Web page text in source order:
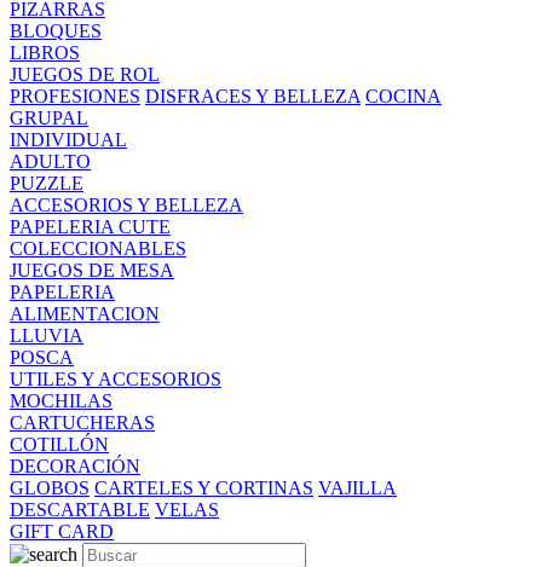
PIZARRAS
BLOQUES
LIBROS
JUEGOS DE ROL
PROFESIONES DISFRACES Y BELLEZA COCINA
GRUPAL
INDIVIDUAL
ADULTO
PUZZLE
ACCESORIOS Y BELLEZA
PAPELERIA CUTE
COLECCIONABLES
JUEGOS DE MESA
PAPELERIA
ALIMENTACION
LLUVIA
POSCA
UTILES Y ACCESORIOS
MOCHILAS
CARTUCHERAS
COTILLÓN
DECORACIÓN
GLOBOS CARTELES Y CORTINAS VAJILLA
DESCARTABLE VELAS
GIFT CARD